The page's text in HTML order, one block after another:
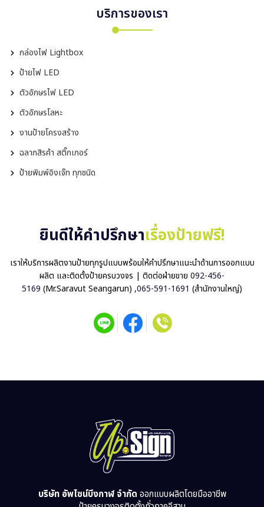
บริการของเรา
กล่องไฟ Lightbox
ป้ายไฟ LED
ตัวอักษรไฟ LED
ตัวอักษรโลหะ
งานป้ายโครงสร้าง
ฉลากสิรค้า สติ๊กเกอร์
ป้ายพิมพ์อิงเจ๊ท ทุกชนิด
ยินดีให้คำปรึกษาเรื่องป้ายฟรี!
เราให้บริการผลิตงานป้ายทุกรูปแบบพร้อมให้คำปรึกษาแนะนำด้านการออกแบบ
ผลิต และติดตั้งป้ายครบวงจร | ติดต่อฝ่ายขาย 092-456-
5169 (Mr.Saravut Seangarun) ,065-591-1691 (สำนักงานใหญ่)
บริษัท อัพไซน์บึงกาฬ จำกัด ออกแบบผลิตโดยมืออาชีพ